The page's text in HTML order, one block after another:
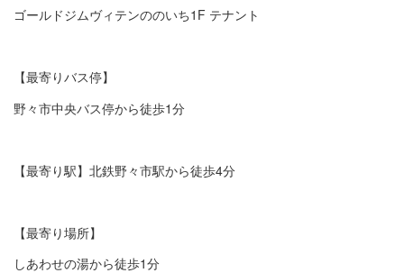
ゴールドジムヴィテンののいち1F テナント
【最寄りバス停】
野々市中央バス停から徒歩1分
【最寄り駅】北鉄野々市駅から徒歩4分
【最寄り場所】
しあわせの湯から徒歩1分